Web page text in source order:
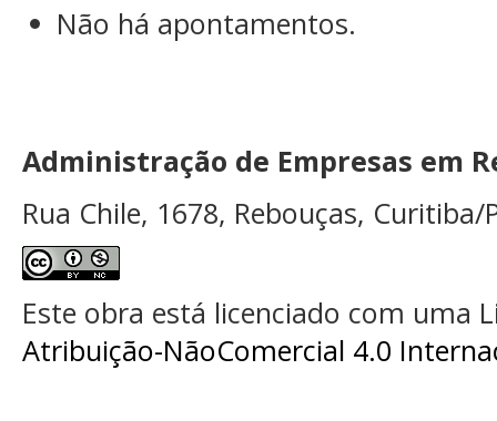
Não há apontamentos.
Administração de Empresas em
Rua Chile, 1678, Rebouças, Curitiba/
Este obra está licenciado com uma
Atribuição-NãoComercial 4.0